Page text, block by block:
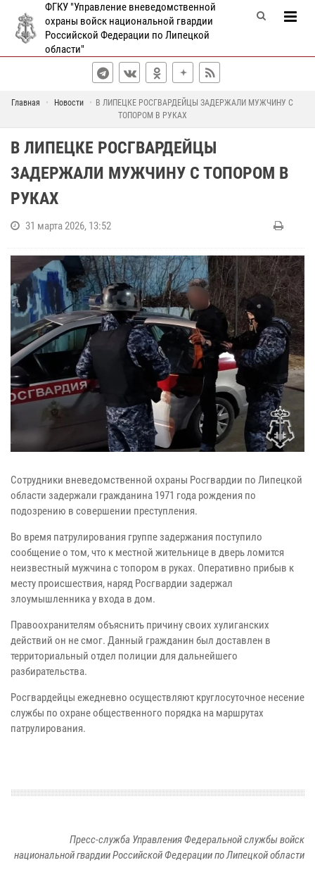
ФГКУ "Управление вневедомственной
охраны войск национальной гвардии
Российской Федерации по Липецкой
области"
Главная Новости
В ЛИПЕЦКЕ РОСГВАРДЕЙЦЫ ЗАДЕРЖАЛИ МУЖЧИНУ С
ТОПОРОМ В РУКАХ
В ЛИПЕЦКЕ РОСГВАРДЕЙЦЫ
ЗАДЕРЖАЛИ МУЖЧИНУ С ТОПОРОМ В
РУКАХ
31 марта 2026, 13:52
Сотрудники вневедомственной охраны Росгвардии по Липецкой
области задержали гражданина 1971 года рождения по
подозрению в совершении преступления.
Во время патрулирования группе задержания поступило
сообщение о том, что к местной жительнице в дверь ломится
неизвестный мужчина с топором в руках. Оперативно прибыв к
месту происшествия, наряд Росгвардии задержал
злоумышленника у входа в дом.
Правоохранителям объяснить причину своих хулиганских
действий он не смог. Данный гражданин был доставлен в
территориальный отдел полиции для дальнейшего
разбирательства.
Росгвардейцы ежедневно осуществляют круглосуточное несение
службы по охране общественного порядка на маршрутах
патрулирования.
Пресс-служба Управления Федеральной службы войск
национальной гвардии Российской Федерации по Липецкой области